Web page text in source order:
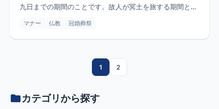
九日までの期間のことです。故人が冥土を旅する期間とさ
マナー 仏教 冠婚葬祭
投稿のページ送り
1 2
カテゴリから探す